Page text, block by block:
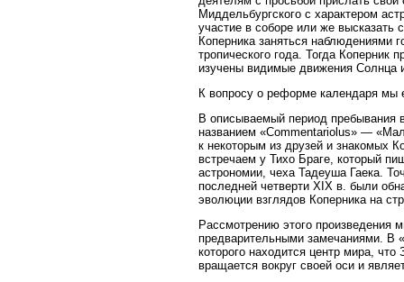
Миддельбургского с характером
участие в соборе или же высказать
Коперника заняться наблюдениями
тропического года. Тогда Коперник
изучены видимые движения Солнца
К вопросу о реформе календаря мы
В описываемый период пребывания
названием «Commentariolus» —
к некоторым из друзей и знакомых
встречаем у Тихо Браге, который
астрономии, чеха Тадеуша Гаека.
последней четверти XIX в. были
эволюции взглядов Коперника на
Рассмотрению этого произведения
предварительными замечаниями. В
которого находится центр мира,
вращается вокруг своей оси и